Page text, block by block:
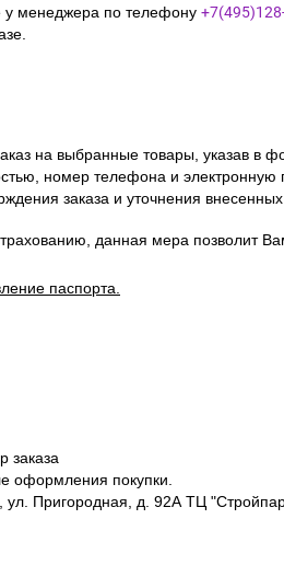
у менеджера по телефону
на выбранные товары, указав в
номер телефона и электронную
заказа и уточнения
данная мера позволит
паспорта.
заказа
оформления покупки.
ул. Пригородная, д. 92А ТЦ